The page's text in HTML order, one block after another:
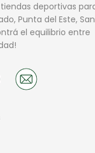
deportivas
Punta del Este, San
el equilibrio entre